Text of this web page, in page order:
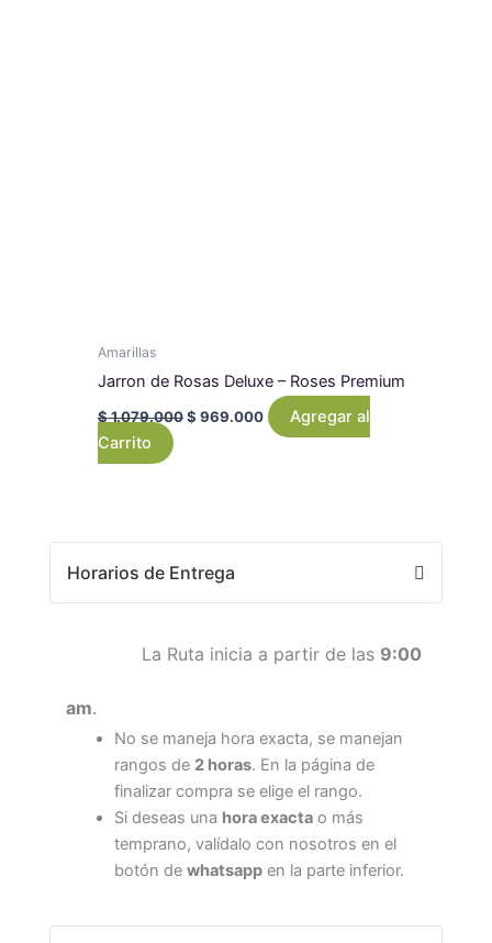
Amarillas
Jarron de Rosas Deluxe – Roses Premium
$1.079.000 $ 969.000
Agregar al
Carrito
Horarios de Entrega
La Ruta inicia a partir de las 9:00
am.
No se maneja hora exacta, se manejan
rangos de 2 horas. En la página de
finalizar compra se elige el rango.
Si deseas una hora exactao más
temprano, valídalo con nosotros en el
botón de whatsappen la parte inferior.